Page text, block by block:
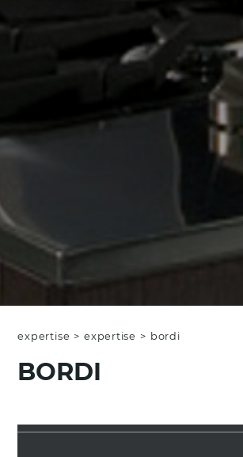
expertise > expertise > bordi
BORDI